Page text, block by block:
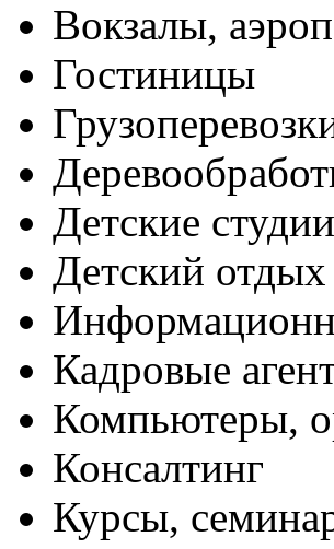
Вокзалы,
Гостиницы
Детские
Детский отдых
Кадровые
Компьютеры,
Консалтинг
Курсы,